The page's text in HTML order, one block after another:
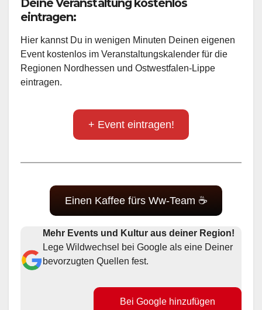
Deine Veranstaltung kostenlos
eintragen:
Hier kannst Du in wenigen Minuten Deinen eigenen
Event kostenlos im Veranstaltungskalender für die
Regionen Nordhessen und Ostwestfalen-Lippe
eintragen.
+ Event eintragen!
Einen Kaffee fürs Ww-Team ☕
Mehr Events und Kultur aus deiner Region!
Lege Wildwechsel bei Google als eine Deiner
bevorzugten Quellen fest.
Bei Google hinzufügen